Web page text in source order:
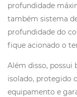
profundidade
também sistema
profundidade do
fique acionado o
Além disso, possui
isolado, protegido
equipamento e